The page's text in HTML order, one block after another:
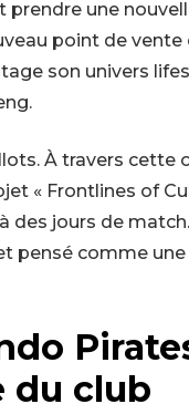
une
point de
son univers
À travers cette
« Frontlines of
des jours de
pensé comme
du club